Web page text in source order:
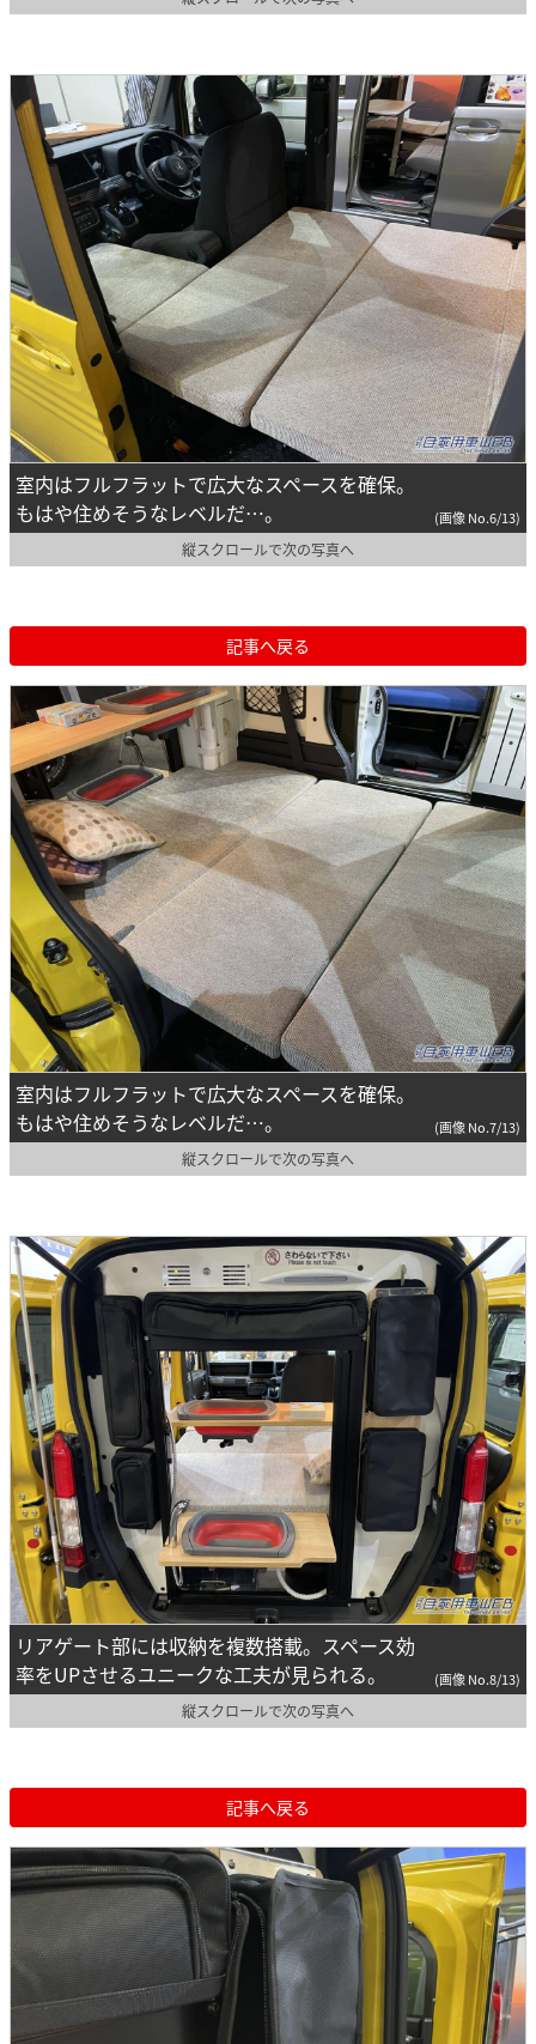
室内はフルフラットで広大なスペースを確保。
もはや住めそうなレベルだ…。
(画像 No.6/13)
縦スクロールで次の写真へ
記事へ戻る
室内はフルフラットで広大なスペースを確保。
もはや住めそうなレベルだ…。
(画像 No.7/13)
縦スクロールで次の写真へ
リアゲート部には収納を複数搭載。スペース効
率をUPさせるユニークな工夫が見られる。
(画像 No.8/13)
縦スクロールで次の写真へ
記事へ戻る